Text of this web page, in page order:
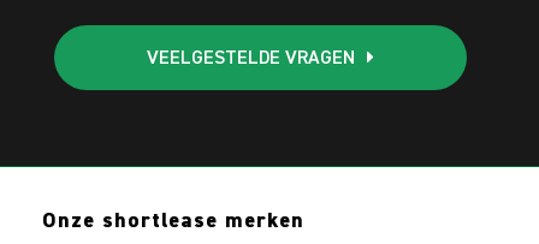
VEELGESTELDE VRAGEN
Onze shortlease merken